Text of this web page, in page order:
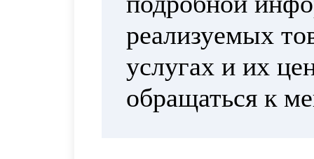
реализуемых
услугах и их
обращаться к